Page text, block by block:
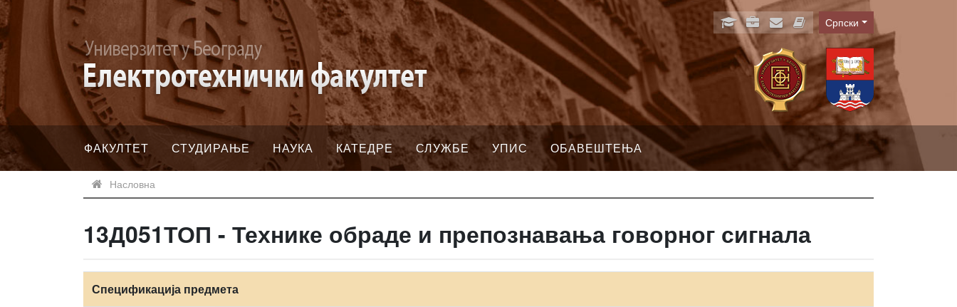
Language
Српски
ФАКУЛТЕТ СТУДИРАЊЕ НАУКА КАТЕДРЕ СЛУЖБЕ УПИС ОБАВЕШТЕЊА
Насловна
13Д051ТОП - Технике обраде и препознавања говорног сигнала
Спецификација предмета